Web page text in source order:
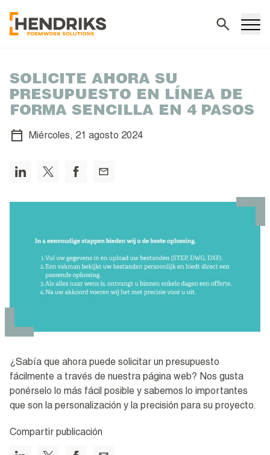
SOLICITE AHORA SU
PRESUPUESTO EN LÍNEA DE
FORMA SENCILLA EN 4 PASOS
Miércoles, 21 agosto 2024
¿Sabía que ahora puede solicitar un presupuesto
fácilmente a través de nuestra página web? Nos gusta
ponérselo lo más fácil posible y sabemos lo importantes
que son la personalización y la precisión para su proyecto.
Compartir publicación